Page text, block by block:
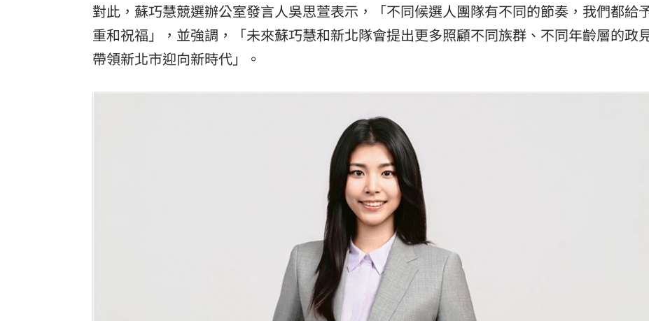
對此，蘇巧慧競選辦公室發言人吳思萱表示，「不同候選人團隊有不同的節奏，我們都給
重和祝福」，並強調，「未來蘇巧慧和新北隊會提出更多照顧不同族群、不同年齡層的政
帶領新北市迎向新時代」。